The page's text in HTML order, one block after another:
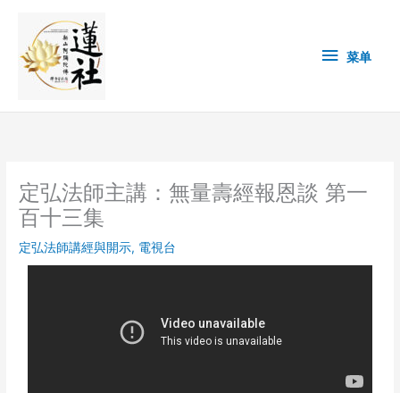
content
单 菜单
定弘法師主講：無量壽經報恩談 第一
百十三集
定弘法師講經與開示, 電視台